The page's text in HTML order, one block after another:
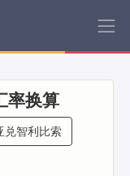
率换算
兑智利比索